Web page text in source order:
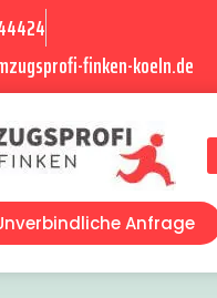
finken-koeln.de
Anfrage